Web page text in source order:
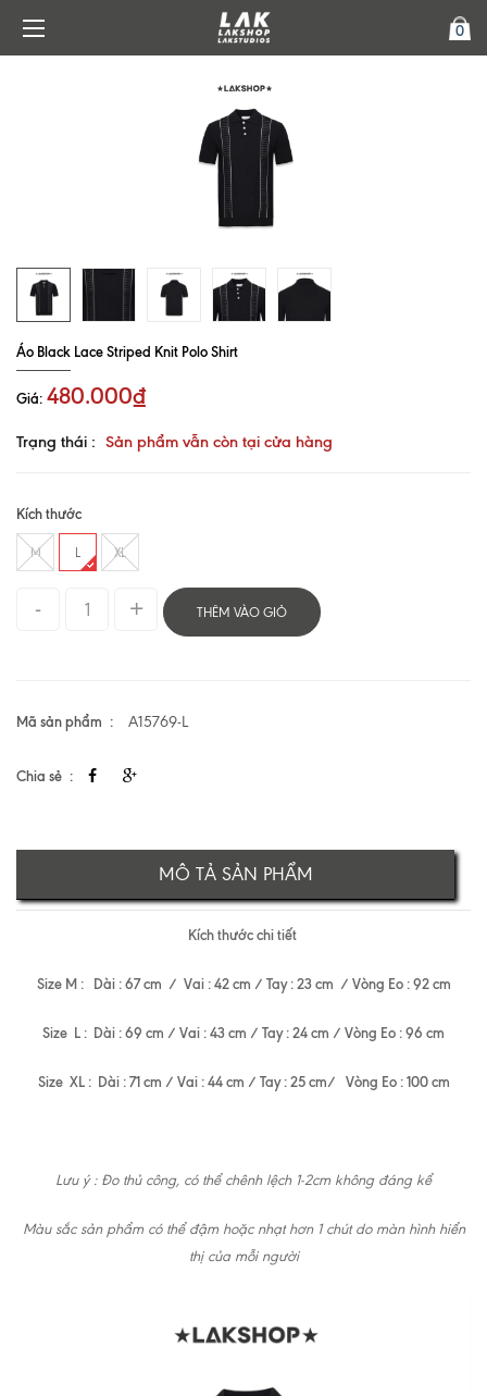
0
Áo Black Lace Striped Knit Polo Shirt
Giá: 480.000₫
Trạng thái : Sản phẩm vẫn còn tại cửa hàng
Kích thước
M L XL
THÊM VÀO GIỎ
Mã sản phẩm A15769-L
Chia sẻ
MÔ TẢ SẢN PHẨM
Kích thước chi tiết
Size M : Dài : 67 cm / Vai : 42 cm / Tay : 23 cm / Vòng Eo : 92 cm
Size L : Dài : 69 cm / Vai : 43 cm / Tay : 24 cm / Vòng Eo : 96 cm
Size XL : Dài : 71 cm / Vai : 44 cm / Tay : 25 cm/ Vòng Eo : 100 cm
Lưu ý : Đo thủ công, có thể chênh lệch 1-2cm không đáng kể
Màu sắc sản phẩm có thể đậm hoặc nhạt hơn 1 chút do màn hình hiển
thị của mỗi người